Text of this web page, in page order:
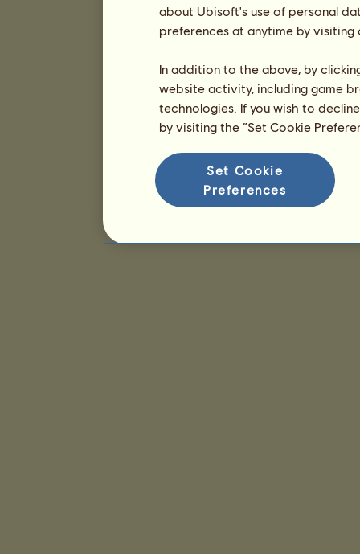
about Ubisoft's use of personal
preferences at anytime by
In addition to the above, by
website activity, including game
technologies. If you wish to
by visiting the “Set Cookie
Set Cookie
Preferences